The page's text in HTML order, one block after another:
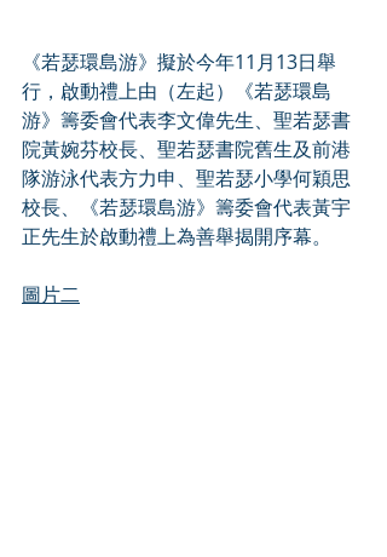
《若瑟環島游》擬於今年11月13日舉
行，啟動禮上由（左起）《若瑟環島
游》籌委會代表李文偉先生、聖若瑟書
院黃婉芬校長、聖若瑟書院舊生及前港
隊游泳代表方力申、聖若瑟小學何穎思
校長、《若瑟環島游》籌委會代表黃宇
正先生於啟動禮上為善舉揭開序幕。
圖片二